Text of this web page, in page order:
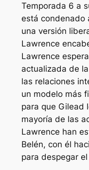
Temporada 6 a
está condenado
una versión
Lawrence
Lawrence
actualizada de
las relaciones
un modelo más
para que Gilead
mayoría de las
Lawrence han
Belén, con él
para despegar